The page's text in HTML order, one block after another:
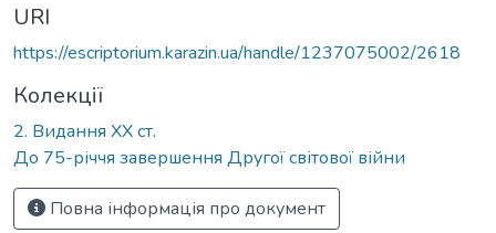
URI
https://escriptorium.karazin.ua/handle/1237075002/2618
Колекції
2. Видання ХХ ст.
До 75-річчя завершення Другої світової війни
Повна інформація про документ